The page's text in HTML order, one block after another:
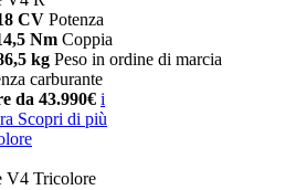
CV Potenza
Nm Coppia
kg Peso in ordine di marcia
carburante
da 43.990€ i
Scopri di più
V4 Tricolore